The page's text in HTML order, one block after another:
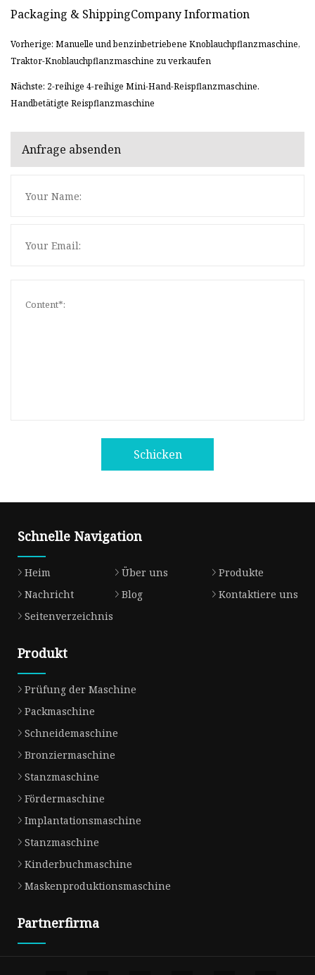
Packaging & ShippingCompany Information
Vorherige: Manuelle und benzinbetriebene Knoblauchpflanzmaschine,
Traktor-Knoblauchpflanzmaschine zu verkaufen
Nächste: 2-reihige 4-reihige Mini-Hand-Reispflanzmaschine.
Handbetätigte Reispflanzmaschine
Anfrage absenden
Schicken
Schnelle Navigation
Heim Über uns
Produkte
Nachricht
Blog
Kontaktiere uns
Seitenverzeichnis
Produkt
Prüfung der Maschine
Packmaschine
Schneidemaschine
Bronziermaschine
Stanzmaschine
Fördermaschine
Implantationsmaschine
Stanzmaschine
Kinderbuchmaschine
Maskenproduktionsmaschine
Partnerfirma